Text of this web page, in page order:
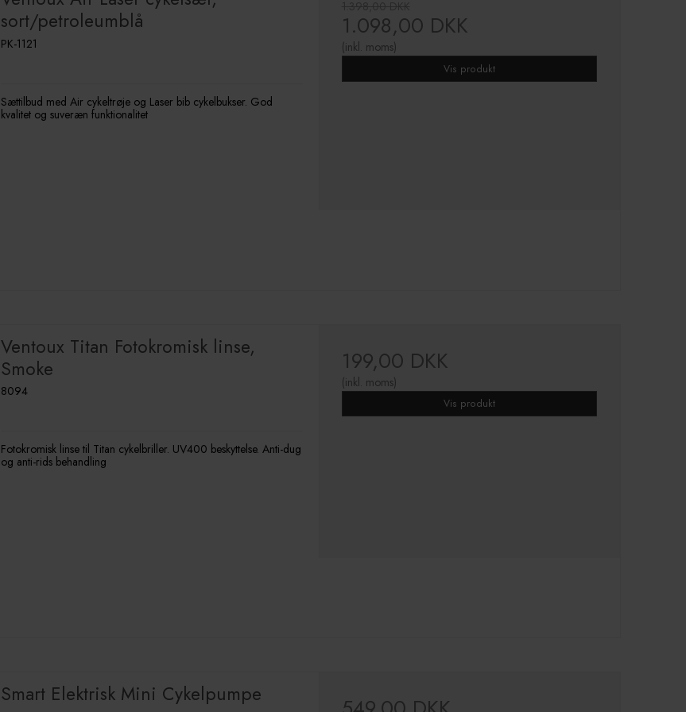
sort/petroleumblå
PK-1121
Sættilbud med Air cykeltrøje og Laser bib cykelbukser. God
kvalitet og suveræn funktionalitet
1.098,00 DKK
(inkl. moms)
Vis produkt
Ventoux Titan Fotokromisk linse,
Smoke
8094
Fotokromisk linse til Titan cykelbriller. UV400 beskyttelse. Anti-dug
og anti-rids behandling
199,00 DKK
(inkl. moms)
Vis produkt
Smart Elektrisk Mini Cykelpumpe